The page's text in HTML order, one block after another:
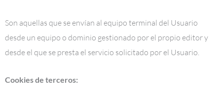
Son aquellas que se envían al equipo terminal del Usuario
desde un equipo o dominio gestionado por el propio editor y
desde el que se presta el servicio solicitado por el Usuario.
Cookies de terceros: